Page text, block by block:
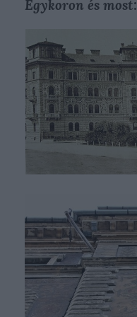
Egykoron és most: